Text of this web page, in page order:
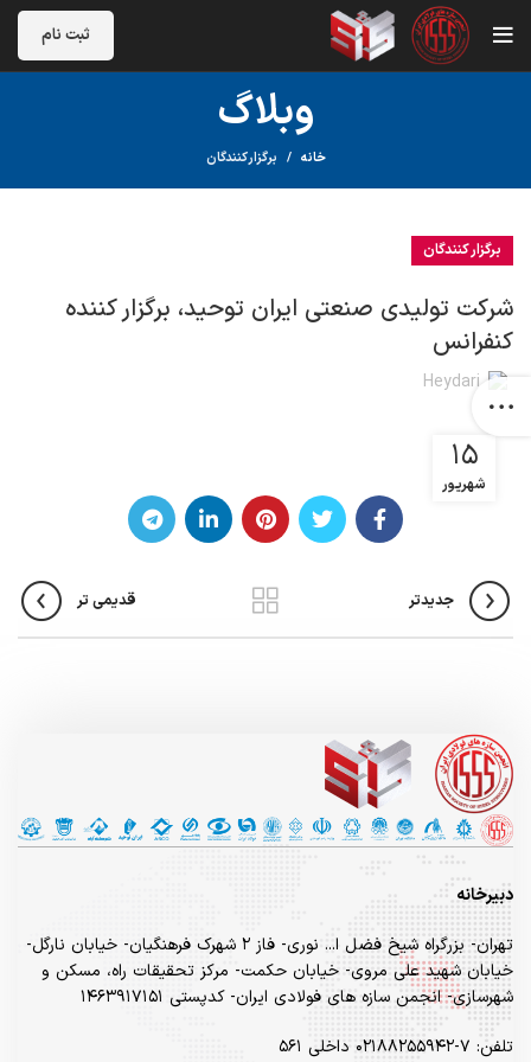
ثبت نام
وبلاگ
خانه برگزار کنندگان
برگزار کنندگان
شرکت تولیدی صنعتی ایران توحید، برگزار کننده
کنفرانس
Heydari
۱۵
شهریور
جدیدتر قدیمی تر
دبیرخانه
تهران- بزرگراه شیخ فضل ا... نوری- فاز ۲ شهرک فرهنگیان- خیابان نارگل-
خیابان شهید علی مروی- خیابان حکمت- مرکز تحقیقات راه، مسکن و
شهرسازی- انجمن سازه های فولادی ایران- کدپستی ۱۴۶۳۹۱۷۱۵۱
تلفن: ۷-۰۲۱۸۸۲۵۵۹۴۲ داخلی ۵۶۱